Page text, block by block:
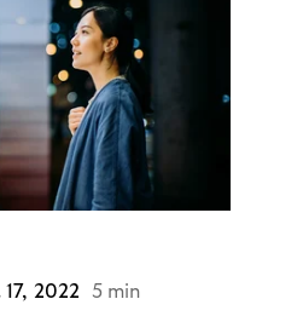
17, 2022 5 min